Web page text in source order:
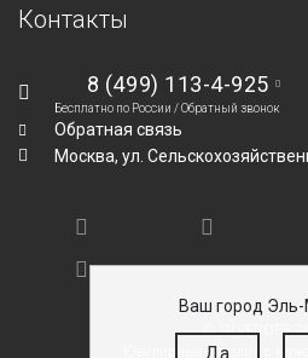
Ваш город
Контакты
8 (499) 113-4-925
Бесплатно по России /Обратный звонок
Обратная связь
Москва, ул.
© SILVEROFF
Ювелирные изделия с